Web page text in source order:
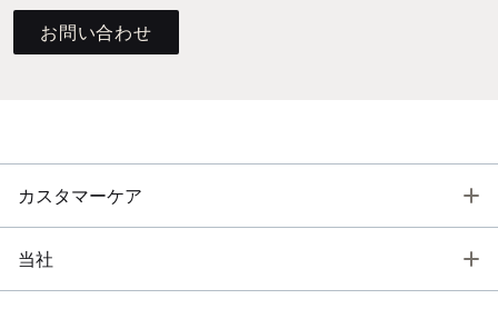
お問い合わせ
カスタマーケア
当社